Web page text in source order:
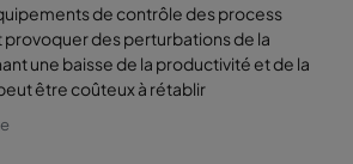
de contrôle des process
des perturbations de la
une baisse de la productivité et de la
être coûteux à rétablir